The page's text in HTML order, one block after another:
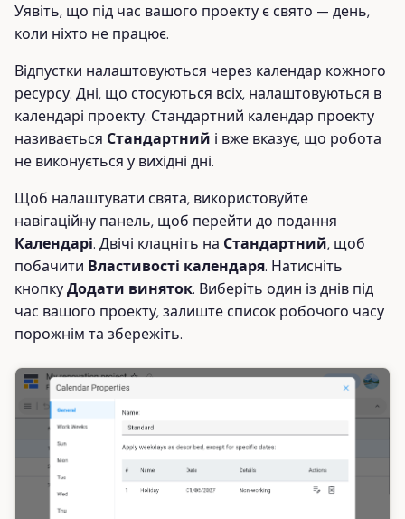
Уявіть, що під час вашого проекту є свято — день,
коли ніхто не працює.
Відпустки налаштовуються через календар кожного
ресурсу. Дні, що стосуються всіх, налаштовуються в
календарі проекту. Стандартний календар проекту
називається Стандартний і вже вказує, що робота
не виконується у вихідні дні.
Щоб налаштувати свята, використовуйте
навігаційну панель, щоб перейти до подання
Календарі. Двічі клацніть на Стандартний, щоб
побачити Властивості календаря. Натисніть
кнопкуДодати виняток. Виберіть один із днів під
час вашого проекту, залиште список робочого часу
порожнім та збережіть.